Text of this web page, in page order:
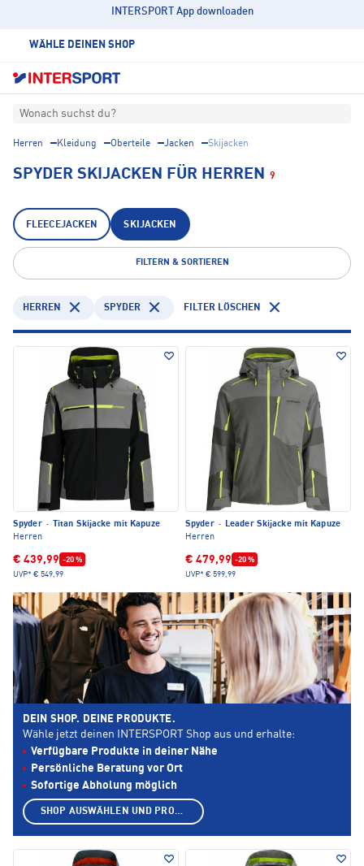
INTERSPORT App downloaden
WÄHLE DEINEN SHOP
Wonach suchst du?
Herren Kleidung Oberteile Jacken Skijacken
SPYDER SKIJACKEN FÜR HERREN 9
FLEECEJACKEN SKIJACKEN
FILTERN & SORTIEREN
HERREN SPYDER FILTER LÖSCHEN
Spyder ·
Titan Skijacke mit Kapuze
Herren
€ 439,99 -20 %
UVP* € 549,99
Spyder ·
Leader Skijacke mit Kapuze
Herren
€ 479,99 -20 %
UVP* € 599,99
DEIN SHOP. DEINE PRODUKTE.
Wähle jetzt deinen INTERSPORT Shop aus und erhalte:
Verfügbare Produkte in deiner Nähe
Persönliche Beratung vor Ort
Sofortige Abholung möglich
SHOP AUSWÄHLEN UND PRODUKTE ANZEIGEN